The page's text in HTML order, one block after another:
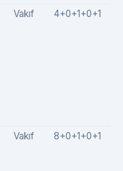
Vakıf 4+0+1+0+1
Vakıf 8+0+1+0+1